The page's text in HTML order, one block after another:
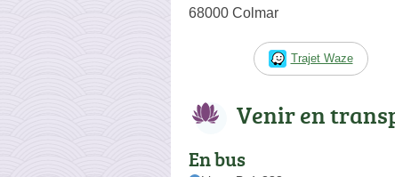
68000 Colmar
Trajet Waze
Venir en
En bus